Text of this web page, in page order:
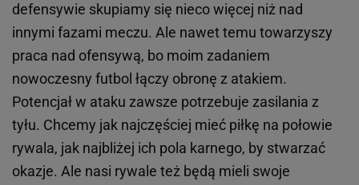
defensywie skupiamy się nieco więcej niż nad
innymi fazami meczu. Ale nawet temu towarzyszy
praca nad ofensywą, bo moim zadaniem
nowoczesny futbol łączy obronę z atakiem.
Potencjał w ataku zawsze potrzebuje zasilania z
tyłu. Chcemy jak najczęściej mieć piłkę na połowie
rywala, jak najbliżej ich pola karnego, by stwarzać
okazje. Ale nasi rywale też będą mieli swoje